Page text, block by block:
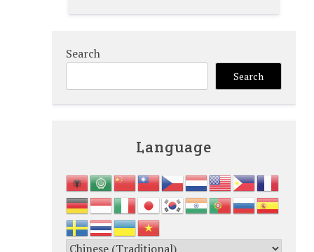
Search
Search
Language